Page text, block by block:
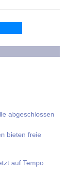
ab­ge­schlos­sen
bieten freie
auf Tempo